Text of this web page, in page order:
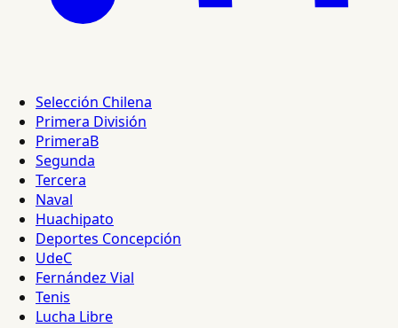
Selección Chilena
Primera División
PrimeraB
Segunda
Tercera
Naval
Huachipato
Deportes Concepción
UdeC
Fernández Vial
Tenis
Lucha Libre